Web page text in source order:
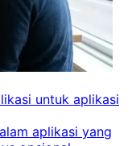
untuk aplikasi
aplikasi yang